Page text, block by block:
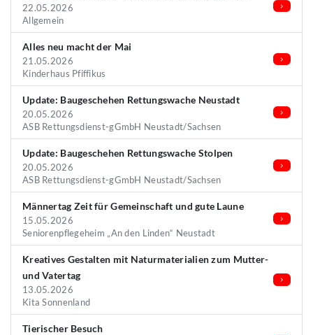
22.05.2026
Allgemein
Alles neu macht der Mai
21.05.2026
Kinderhaus Pfiffikus
Update: Baugeschehen Rettungswache Neustadt
20.05.2026
ASB Rettungsdienst-gGmbH Neustadt/Sachsen
Update: Baugeschehen Rettungswache Stolpen
20.05.2026
ASB Rettungsdienst-gGmbH Neustadt/Sachsen
Männertag Zeit für Gemeinschaft und gute Laune
15.05.2026
Seniorenpflegeheim „An den Linden“ Neustadt
Kreatives Gestalten mit Naturmaterialien zum Mutter-
und Vatertag
13.05.2026
Kita Sonnenland
Tierischer Besuch